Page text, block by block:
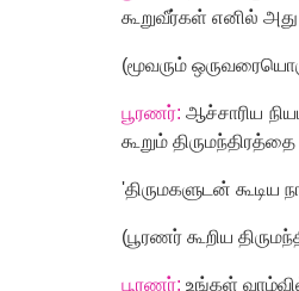
கூறுவீர்கள் எனில்
(மூவரும்
பூரணர்: ஆச்சாரிய
கூறும்
'திருமகளுடன்
(பூரணர் கூறிய
பூரணர்: உங்கள்